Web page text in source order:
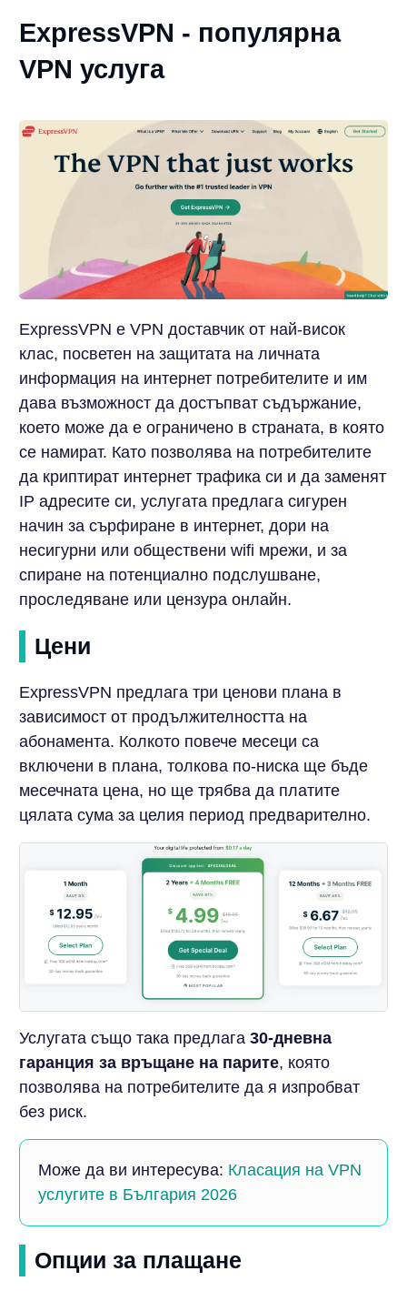
ExpressVPN - популярна
VPN услуга
ExpressVPN е VPN доставчик от най-висок
клас, посветен на защитата на личната
информация на интернет потребителите и им
дава възможност да достъпват съдържание,
което може да е ограничено в страната, в която
се намират. Като позволява на потребителите
да криптират интернет трафика си и да заменят
IP адресите си, услугата предлага сигурен
начин за сърфиране в интернет, дори на
несигурни или обществени wifi мрежи, и за
спиране на потенциално подслушване,
проследяване или цензура онлайн.
Цени
ExpressVPN предлага три ценови плана в
зависимост от продължителността на
абонамента. Колкото повече месеци са
включени в плана, толкова по-ниска ще бъде
месечната цена, но ще трябва да платите
цялата сума за целия период предварително.
Услугата също така предлага 30-дневна
гаранция за връщане на парите, която
позволява на потребителите да я изпробват
без риск.
Може да ви интересува: Класация на VPN
услугите в България 2026
Опции за плащане